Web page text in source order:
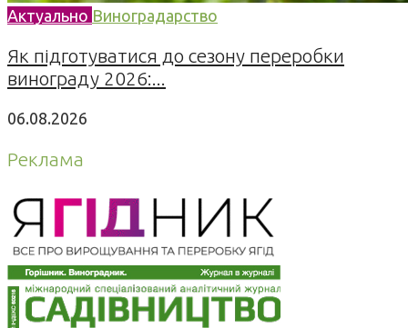
Актуально Виноградарство
Як підготуватися до сезону переробки
винограду 2026:...
06.08.2026
Реклама